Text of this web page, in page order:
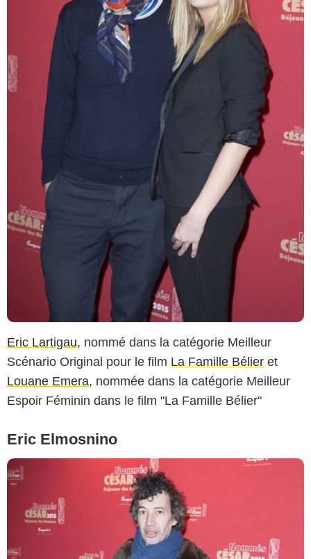
Eric Lartigau, nommé dans la catégorie Meilleur
Scénario Original pour le film La Famille Bélier et
Louane Emera, nommée dans la catégorie Meilleur
Espoir Féminin dans le film "La Famille Bélier"
Eric Elmosnino